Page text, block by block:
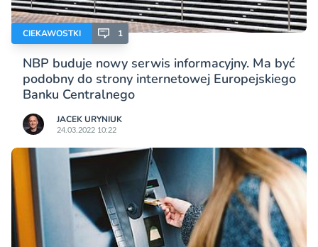
CIEKAWOSTKI 1
NBP buduje nowy serwis informacyjny. Ma być
podobny do strony internetowej Europejskiego
Banku Centralnego
JACEK URYNIUK
24.03.2022 10:22